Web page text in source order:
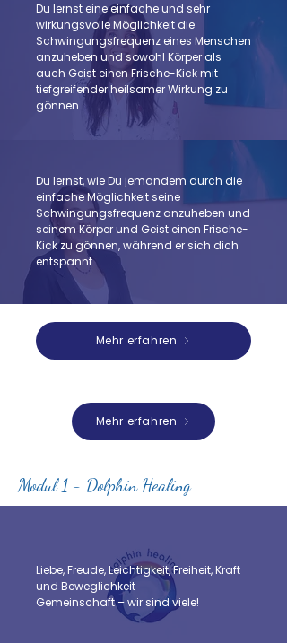
Du lernst eine einfache und sehr
wirkungsvolle Möglichkeit die
Schwingungsfrequenz eines Menschen
anzuheben und sowohl Körper als
auch Geist einen Frische-Kick mit
tiefgreifender heilsamer Wirkung zu
gönnen.
Du lernst, wie Du jemandem durch die
einfache Möglichkeit seine
Schwingungsfrequenz anzuheben und
seinem Körper und Geist einen Frische-
Kick zu gönnen, während er sich dich
entspannt.
Mehr erfahren
Mehr erfahren
Modul 1 - Dolphin Healing
Liebe, Freude, Leichtigkeit, Freiheit, Kraft
und Beweglichkeit
Gemeinschaft – wir sind viele!​​